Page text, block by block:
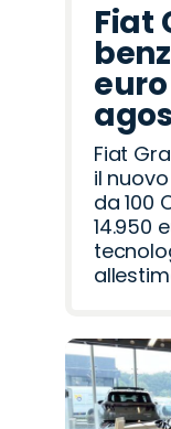
Fiat
Fiat
il
da 100
14.950